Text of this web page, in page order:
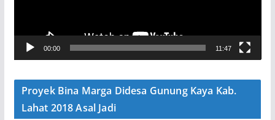
V
e
00:00 11:47
Proyek Bina Marga Didesa Gunung Kaya Kab.
Lahat 2018 Asal Jadi